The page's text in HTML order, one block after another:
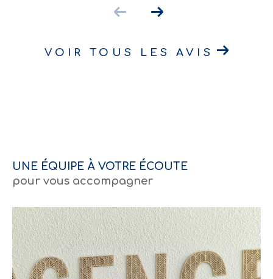
VOIR TOUS LES AVIS
UNE ÉQUIPE À VOTRE ÉCOUTE
pour vous accompagner